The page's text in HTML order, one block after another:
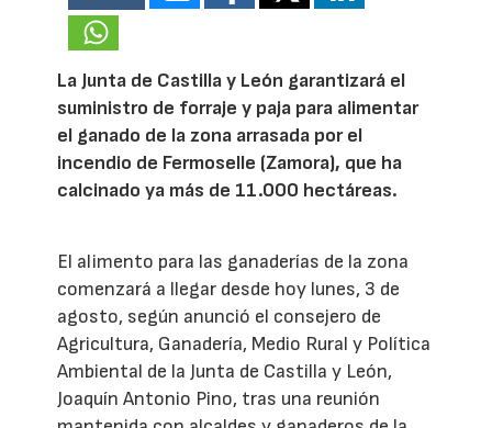
La Junta de Castilla y León garantizará el
suministro de forraje y paja para alimentar
el ganado de la zona arrasada por el
incendio de Fermoselle (Zamora), que ha
calcinado ya más de 11.000 hectáreas.
El alimento para las ganaderías de la zona
comenzará a llegar desde hoy lunes, 3 de
agosto, según anunció el consejero de
Agricultura, Ganadería, Medio Rural y Política
Ambiental de la Junta de Castilla y León,
Joaquín Antonio Pino, tras una reunión